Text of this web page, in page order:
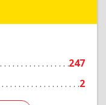
247
2
Подробнее